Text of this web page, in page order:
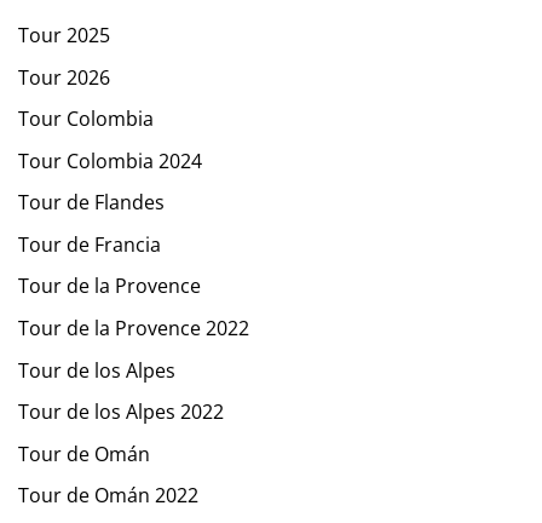
Tour 2025
Tour 2026
Tour Colombia
Tour Colombia 2024
Tour de Flandes
Tour de Francia
Tour de la Provence
Tour de la Provence 2022
Tour de los Alpes
Tour de los Alpes 2022
Tour de Omán
Tour de Omán 2022